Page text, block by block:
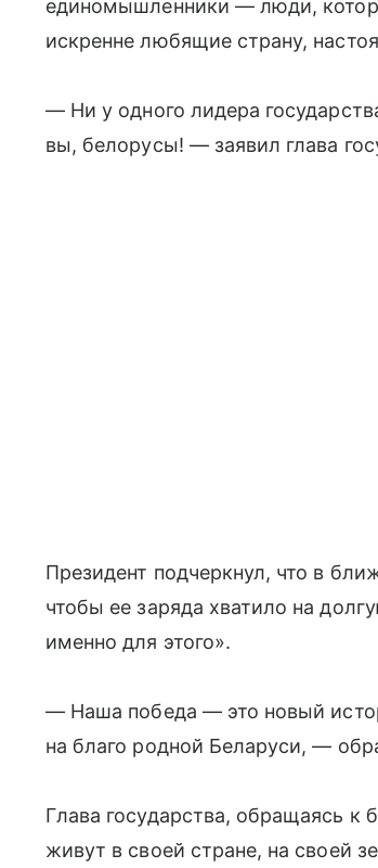
единомышленники — люди,
искренне любящие страну,
— Ни у одного лидера
вы, белорусы! — заявил глава
Президент подчеркнул, что в
чтобы ее заряда хватило на
именно для этого».
— Наша победа — это новый
на благо родной Беларуси, —
Глава государства, обращаясь к
живут в своей стране, на своей